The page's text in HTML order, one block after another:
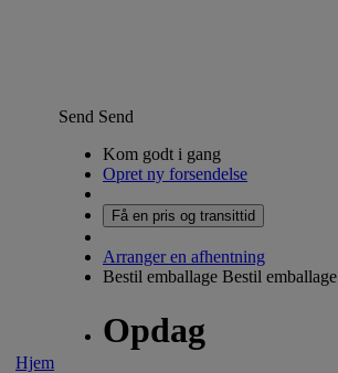
Hjem
Send Send
Kom godt i gang
Opret ny forsendelse
Få en pris og transittid
Arranger en afhentning
Bestil emballage Bestil emballage
Opdag